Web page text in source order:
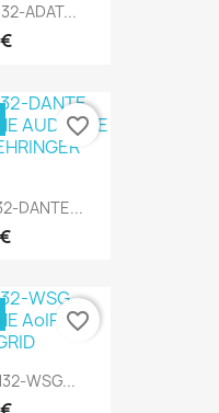
ADAT...
SOLO ONLINE
DANTE...
SOLO ONLINE
favorite_border
WSG...
favorite_border